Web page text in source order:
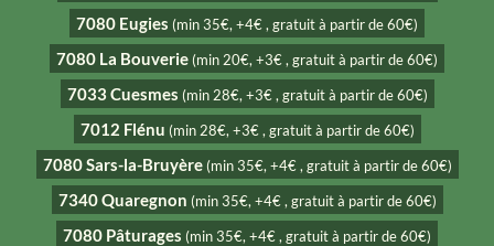
7080 Eugies (min 35€, +4€ , gratuit à partir de 60€)
7080 La Bouverie (min 20€, +3€ , gratuit à partir de 60€)
7033 Cuesmes (min 28€, +3€ , gratuit à partir de 60€)
7012 Flénu (min 28€, +3€ , gratuit à partir de 60€)
7080 Sars-la-Bruyère (min 35€, +4€ , gratuit à partir de 60€)
7340 Quaregnon (min 35€, +4€ , gratuit à partir de 60€)
7080 Pâturages (min 35€, +4€ , gratuit à partir de 60€)